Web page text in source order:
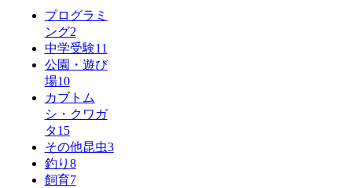
プログラミ
ング2
中学受験11
公園・遊び
場10
カブトム
シ・クワガ
タ15
その他昆虫3
釣り 8
飼育7